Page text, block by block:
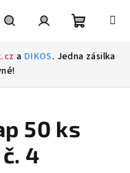
a DIKOS. Jedna zásilka
50 ks
4